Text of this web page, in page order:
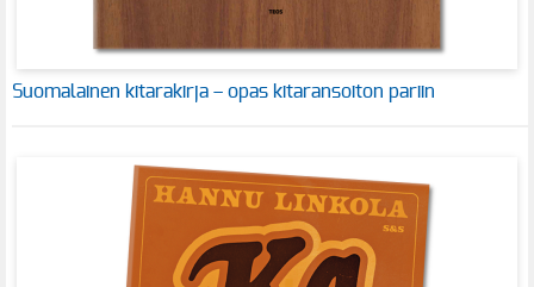
Suomalainen kitarakirja – opas kitaransoiton pariin